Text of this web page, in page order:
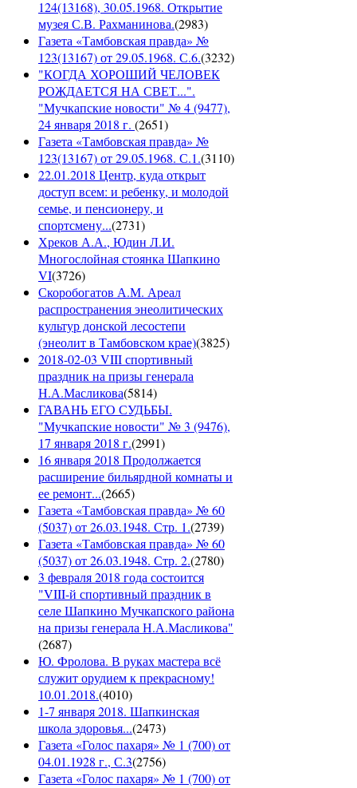
124(13168), 30.05.1968. Открытие
музея С.В. Рахманинова.(2983)
Газета «Тамбовская правда» №
123(13167) от 29.05.1968. С.6.(3232)
"КОГДА ХОРОШИЙ ЧЕЛОВЕК
РОЖДАЕТСЯ НА СВЕТ...".
"Мучкапские новости" № 4 (9477),
24 января 2018 г. (2651)
Газета «Тамбовская правда» №
123(13167) от 29.05.1968. С.1.(3110)
22.01.2018 Центр, куда открыт
доступ всем: и ребенку, и молодой
семье, и пенсионеру, и
спортсмену...(2731)
Хреков А.А., Юдин Л.И.
Многослойная стоянка Шапкино
VI(3726)
Скоробогатов А.М. Ареал
распространения энеолитических
культур донской лесостепи
(энеолит в Тамбовском крае)(3825)
2018-02-03 VIII спортивный
праздник на призы генерала
Н.А.Масликова(5814)
ГАВАНЬ ЕГО СУДЬБЫ.
"Мучкапские новости" № 3 (9476),
17 января 2018 г.(2991)
16 января 2018 Продолжается
расширение бильярдной комнаты и
ее ремонт...(2665)
Газета «Тамбовская правда» № 60
(5037) от 26.03.1948. Стр. 1.(2739)
Газета «Тамбовская правда» № 60
(5037) от 26.03.1948. Стр. 2.(2780)
3 февраля 2018 года состоится
"VIII-й спортивный праздник в
селе Шапкино Мучкапского района
на призы генерала Н.А.Масликова"
(2687)
Ю. Фролова. В руках мастера всё
служит орудием к прекрасному!
10.01.2018.(4010)
1-7 января 2018. Шапкинская
школа здоровья...(2473)
Газета «Голос пахаря» № 1 (700) от
04.01.1928 г., С.3(2756)
Газета «Голос пахаря» № 1 (700) от